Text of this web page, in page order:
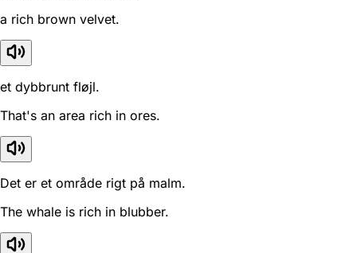
a rich brown velvet.
et dybbrunt fløjl.
That's an area rich in ores.
Det er et område rigt på malm.
The whale is rich in blubber.